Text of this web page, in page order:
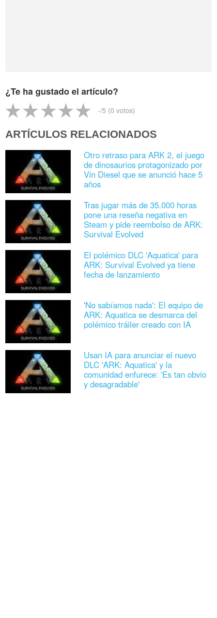
¿Te ha gustado el artículo?
-/5 (0 votos)
ARTÍCULOS RELACIONADOS
Otro retraso para ARK 2, el juego
de dinosaurios protagonizado por
Vin Diesel que se anunció hace 5
años
Tras jugar más de 35.000 horas
pone una reseña negativa en
Steam y pide reembolso de ARK:
Survival Evolved
El polémico DLC 'Aquatica' para
ARK: Survival Evolved ya tiene
fecha de lanzamiento
'No sabíamos nada': El equipo de
ARK: Aquatica se desmarca del
polémico tráiler creado con IA
Usan IA para anunciar el nuevo
DLC 'ARK: Aquatica' y la
comunidad enfurece: 'Es tan obvio
y desagradable'